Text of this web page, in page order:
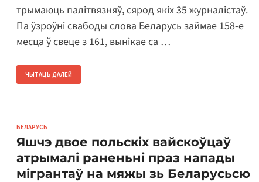
трымаюць палітвязняў, сярод якіх 35 журналістаў.
Па ўзроўні свабоды слова Беларусь займае 158-е
месца ў свеце з 161, вынікае са …
ЧЫТАЦЬ ДАЛЕЙ
БЕЛАРУСЬ
Яшчэ двое польскіх вайскоўцаў
атрымалі раненьні праз напады
мігрантаў на мяжы зь Беларусьсю